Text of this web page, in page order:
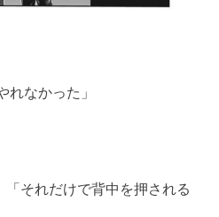
れなかった」
それだけで背中を押される